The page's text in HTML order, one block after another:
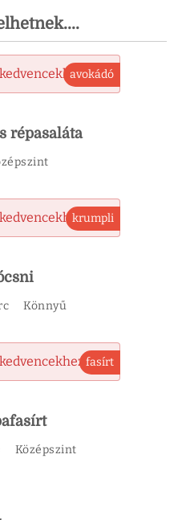
avokádó
répasaláta
krumpli
Könnyű
fasírt
Középszint